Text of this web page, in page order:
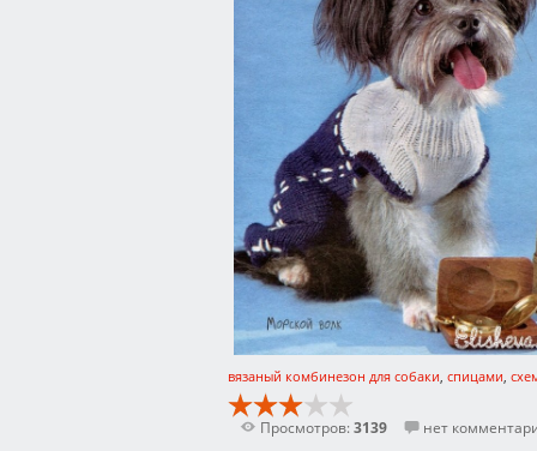
вязаный комбинезон для собаки, спицами,
Просмотров:3139 нет